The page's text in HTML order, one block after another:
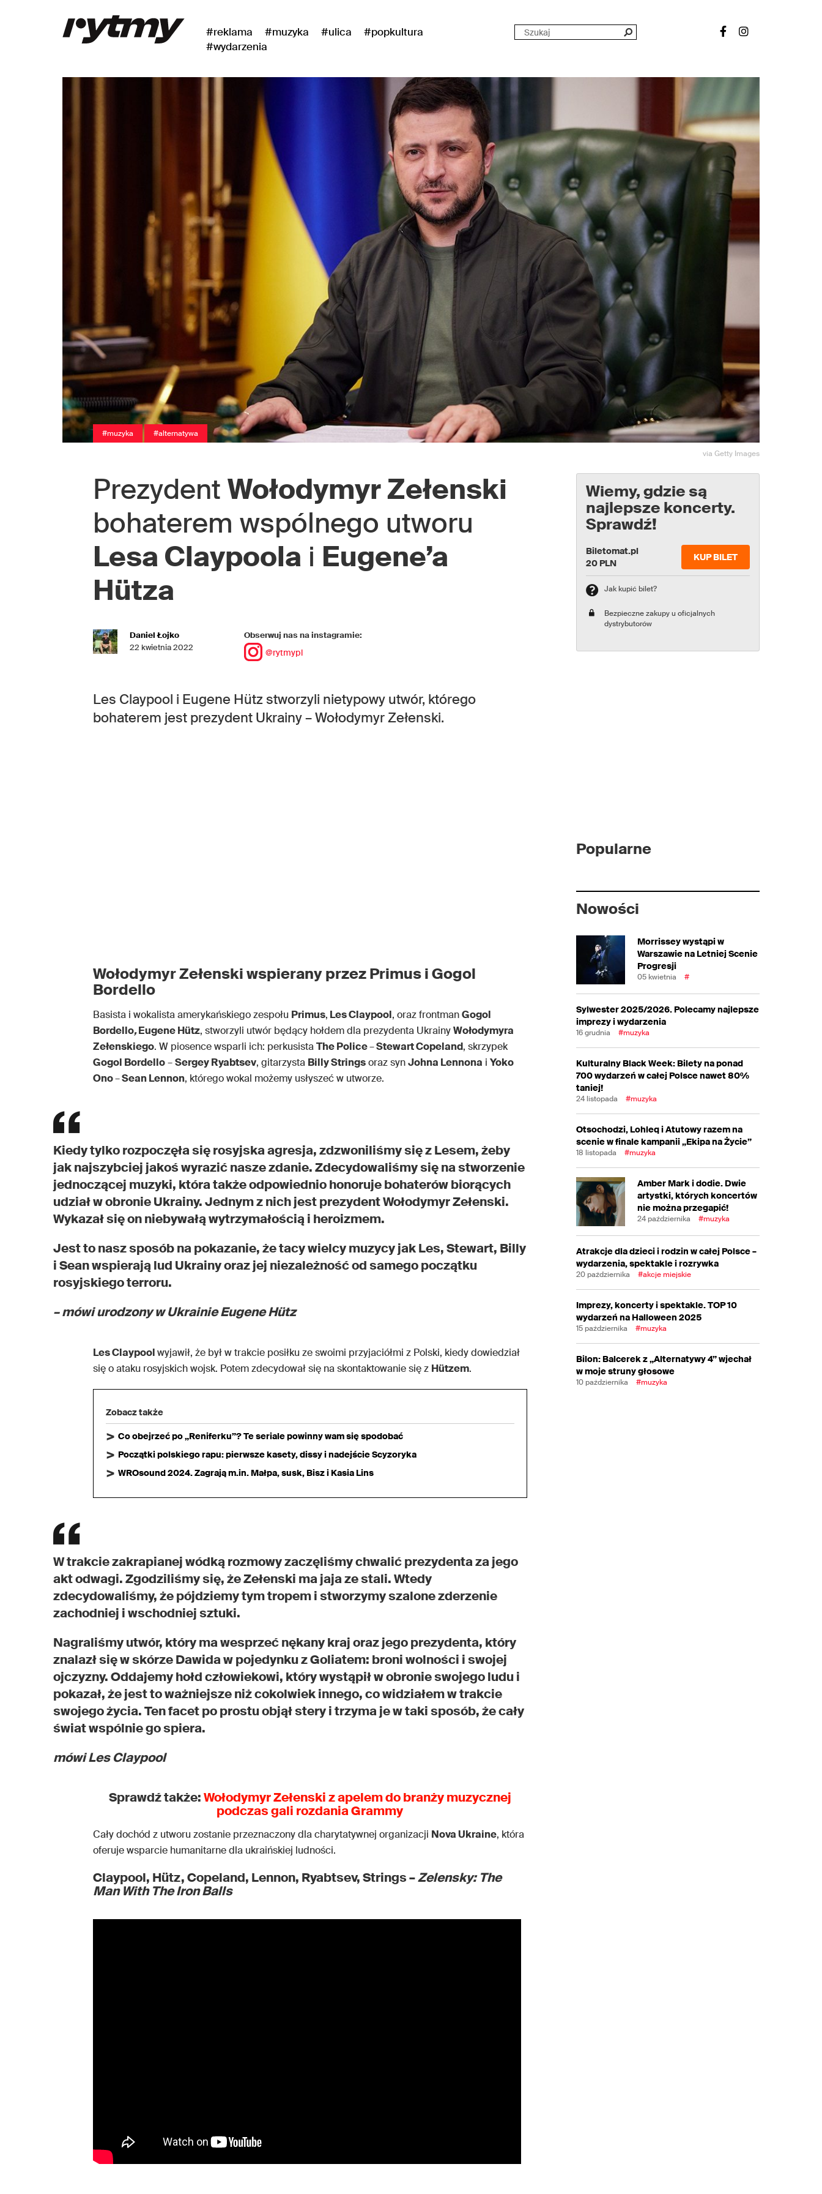
#reklama #muzyka #ulica
#popkultura
#wydarzenia
#muzyka #alternatywa
via Getty Images
Prezydent Wołodymyr Zełenski
bohaterem wspólnego utworu
Lesa Claypoola i Eugene’a
Hütza
Daniel Łojko
22 kwietnia 2022
Obserwuj nas na instagramie:
@rytmypl
Les Claypool i Eugene Hütz stworzyli nietypowy utwór, którego
bohaterem jest prezydent Ukrainy – Wołodymyr Zełenski.
Wołodymyr Zełenski wspierany przez Primus i Gogol
Bordello
Basista i wokalista amerykańskiego zespołu Primus, Les Claypool, oraz frontmanGogol
Bordello,Eugene Hütz, stworzyli utwór będący hołdem dla prezydenta UkrainyWołodymyra
Zełenskiego. W piosence wsparli ich: perkusistaThe Police–Stewart Copeland, skrzypek
Gogol Bordello–Sergey Ryabtsev, gitarzysta Billy Stringsoraz synJohna Lennona i Yoko
Ono–Sean Lennon, którego wokal możemy usłyszeć w utworze.
Kiedy tylko rozpoczęła się rosyjska agresja, zdzwoniliśmy się z Lesem, żeby
jak najszybciej jakoś wyrazić nasze zdanie. Zdecydowaliśmy się na stworzenie
jednoczącej muzyki, która także odpowiednio honoruje bohaterów biorących
udział w obronie Ukrainy. Jednym z nich jest prezydent Wołodymyr Zełenski.
Wykazał się on niebywałą wytrzymałością i heroizmem.
Jest to nasz sposób na pokazanie, że tacy wielcy muzycy jak Les, Stewart, Billy
i Sean wspierają lud Ukrainy oraz jej niezależność od samego początku
rosyjskiego terroru.
– mówi urodzony w Ukrainie Eugene Hütz
Les Claypoolwyjawił, że był w trakcie posiłku ze swoimi przyjaciółmi z Polski, kiedy dowiedział
się o ataku rosyjskich wojsk. Potem zdecydował się na skontaktowanie się z Hützem.
Zobacz także
Co obejrzeć po „Reniferku”? Te seriale powinny wam się spodobać
Początki polskiego rapu: pierwsze kasety, dissy i nadejście Scyzoryka
WROsound 2024. Zagrają m.in. Małpa, susk, Bisz i Kasia Lins
W trakcie zakrapianej wódką rozmowy zaczęliśmy chwalić prezydenta za jego
akt odwagi. Zgodziliśmy się, że Zełenski ma jaja ze stali. Wtedy
zdecydowaliśmy, że pójdziemy tym tropem i stworzymy szalone zderzenie
zachodniej i wschodniej sztuki.
Nagraliśmy utwór, który ma wesprzeć nękany kraj oraz jego prezydenta, który
znalazł się w skórze Dawida w pojedynku z Goliatem: broni wolności i swojej
ojczyzny. Oddajemy hołd człowiekowi, który wystąpił w obronie swojego ludu i
pokazał, że jest to ważniejsze niż cokolwiek innego, co widziałem w trakcie
swojego życia. Ten facet po prostu objął stery i trzyma je w taki sposób, że cały
świat wspólnie go spiera.
mówi Les Claypool
Sprawdź także:Wołodymyr Zełenski z apelem do branży muzycznej
podczas gali rozdania Grammy
Cały dochód z utworu zostanie przeznaczony dla charytatywnej organizacji Nova Ukraine, która
oferuje wsparcie humanitarne dla ukraińskiej ludności.
Claypool, Hütz, Copeland, Lennon, Ryabtsev, Strings –Zelensky: The
Man With The Iron Balls
Wiemy, gdzie są
najlepsze koncerty.
Sprawdź!
Biletomat.pl
20 PLN
KUP BILET
Jak kupić bilet?
Bezpieczne zakupy u oficjalnych
dystrybutorów
Popularne
Nowości
Morrissey wystąpi w
Warszawie na Letniej Scenie
Progresji
05 kwietnia #
Sylwester 2025/2026. Polecamy najlepsze
imprezy i wydarzenia
16 grudnia #muzyka
Kulturalny Black Week: Bilety na ponad
700 wydarzeń w całej Polsce nawet 80%
taniej!
24 listopada #muzyka
Otsochodzi, Lohleq i Atutowy razem na
scenie w finale kampanii „Ekipa na Życie”
18 listopada #muzyka
Amber Mark i dodie. Dwie
artystki, których koncertów
nie można przegapić!
24 października #muzyka
Atrakcje dla dzieci i rodzin w całej Polsce –
wydarzenia, spektakle i rozrywka
20 października #akcje miejskie
Imprezy, koncerty i spektakle. TOP 10
wydarzeń na Halloween 2025
15 października #muzyka
Bilon: Balcerek z „Alternatywy 4” wjechał
w moje struny głosowe
10 października #muzyka